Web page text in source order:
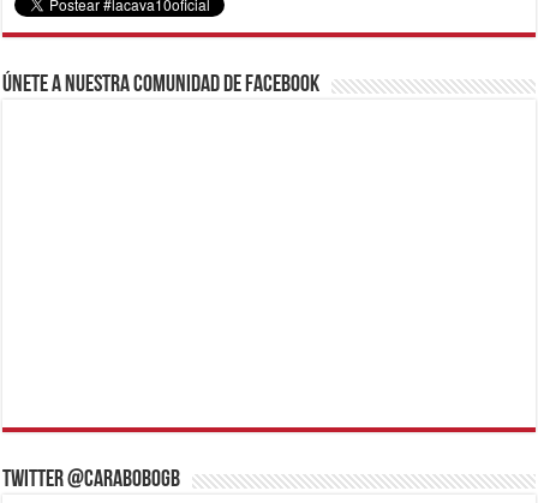
Únete a nuestra comunidad de Facebook
Twitter @CaraboboGB